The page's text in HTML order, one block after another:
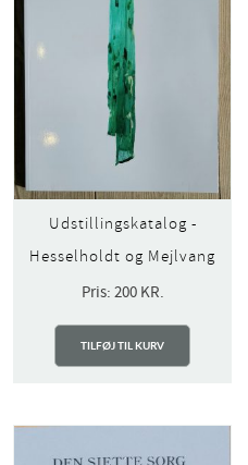
Udstillingskatalog -
Hesselholdt og Mejlvang
Pris: 200 KR.
TILFØJ TIL KURV